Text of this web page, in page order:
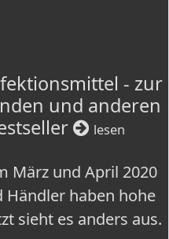
- zur
und anderen
lesen
März und April 2020
haben hohe
sieht es anders aus.